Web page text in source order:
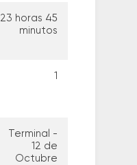
23 horas 45
minutos
1
Terminal -
12 de
Octubre